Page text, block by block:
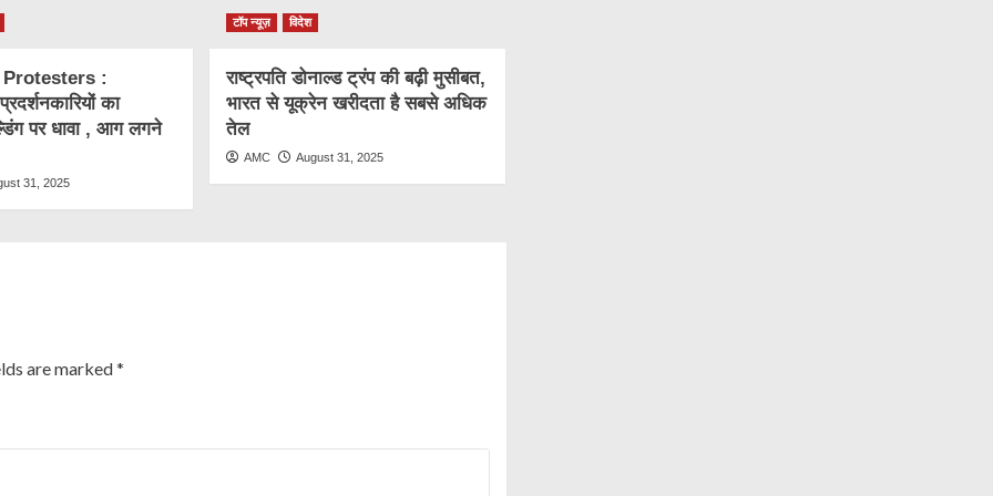
:
का
पर धावा , आग लगने
31, 2025
टॉप न्यूज़ विदेश
राष्ट्रप​ति डोनाल्ड ट्रंप की बढ़ी मुसीबत,
भारत से यूक्रेन खरीदता है सबसे अधिक
तेल
AMC August 31, 2025
are marked*